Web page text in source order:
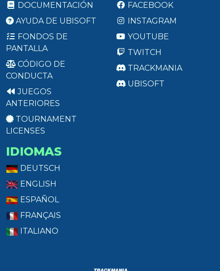
DOCUMENTACIÓN
AYUDA DE UBISOFT
FONDOS DE
PANTALLA
CÓDIGO DE
CONDUCTA
JUEGOS
ANTERIORES
TOURNAMENT
LICENSES
FACEBOOK
INSTAGRAM
YOUTUBE
TWITCH
TRACKMANIA
UBISOFT
IDIOMAS
DEUTSCH
ENGLISH
ESPAÑOL
FRANÇAIS
ITALIANO